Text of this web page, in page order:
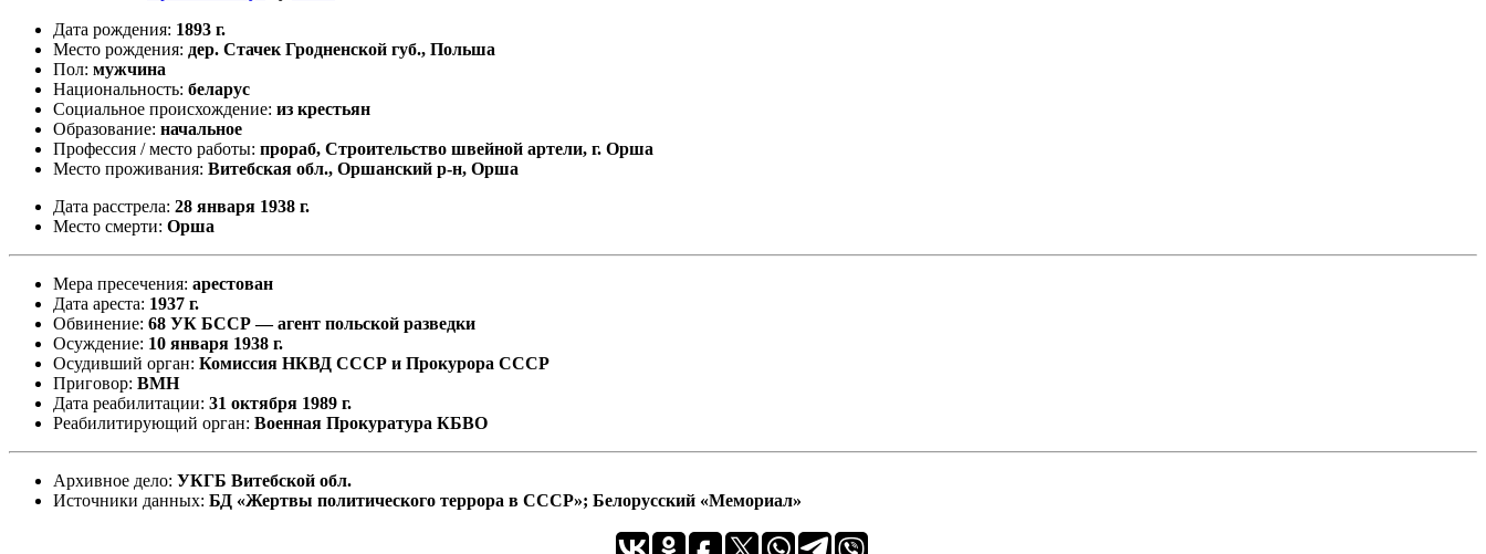
Дата рождения: 1893 г.
Место рождения: дер. Стачек Гродненской губ., Польша
Пол: мужчина
Национальность: беларус
Социальное происхождение: из крестьян
Образование: начальное
Профессия / место работы: прораб, Строительство швейной артели, г. Орша
Место проживания: Витебская обл., Оршанский р-н, Орша
Дата расстрела: 28 января 1938 г.
Место смерти: Орша
Мера пресечения: арестован
Дата ареста: 1937 г.
Обвинение: 68 УК БССР — агент польской разведки
Осуждение: 10 января 1938 г.
Осудивший орган: Комиссия НКВД СССР и Прокурора СССР
Приговор: ВМН
Дата реабилитации: 31 октября 1989 г.
Реабилитирующий орган: Военная Прокуратура КБВО
Архивное дело: УКГБ Витебской обл.
Источники данных: БД «Жертвы политического террора в СССР»; Белорусский «Мемориал»